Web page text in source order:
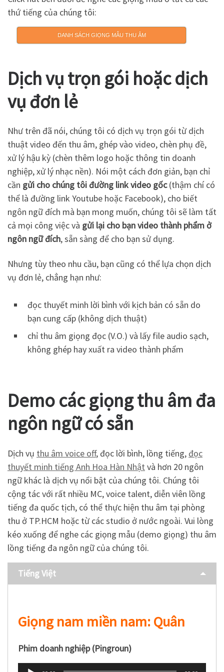
thứ tiếng của chúng tôi:
DANH SÁCH GIỌNG MẪU THU ÂM
Dịch vụ trọn gói hoặc dịch
vụ đơn lẻ
Như trên đã nói, chúng tôi có dịch vụ trọn gói từ dịch
thuật video đến thu âm, ghép vào video, chèn phụ đề,
xử lý hậu kỳ (chèn thêm logo hoặc thông tin doanh
nghiệp, xử lý nhạc nền). Nói một cách đơn giản, bạn chỉ
cần gửi cho chúng tôi đường link video gốc(thậm chí có
thể là đường link Youtube hoặc Facebook), cho biết
ngôn ngữ đích mà bạn mong muốn, chúng tôi sẽ làm tất
cả mọi công việc và gửi lại cho bạn video thành phẩm ở
ngôn ngữ đích, sẵn sàng để cho bạn sử dụng.
Nhưng tùy theo nhu cầu, bạn cũng có thể lựa chọn dịch
vụ đơn lẻ, chẳng hạn như:
đọc thuyết minh lời bình với kịch bản có sẵn do
bạn cung cấp (không dịch thuật)
chỉ thu âm giọng đọc (V.O.) và lấy file audio sạch,
không ghép hay xuất ra video thành phẩm
Demo các giọng thu âm đa
ngôn ngữ có sẵn
Dịch vụ thu âm voice off, đọc lời bình, lồng tiếng, đọc
thuyết minh tiếng Anh Hoa Hàn Nhật và hơn 20 ngôn
ngữ khác là dịch vụ nổi bật của chúng tôi. Chúng tôi
cộng tác với rất nhiều MC, voice talent, diễn viên lồng
tiếng đa quốc tịch, có thể thực hiện thu âm tại phòng
thu ở TP.HCM hoặc từ các studio ở nước ngoài. Vui lòng
kéo xuống để nghe các giọng mẫu (demo giọng) thu âm
lồng tiếng đa ngôn ngữ của chúng tôi.
Tiếng Việt
Giọng nam miền nam: Quân
Phim doanh nghiệp (Pingroun)
Trình